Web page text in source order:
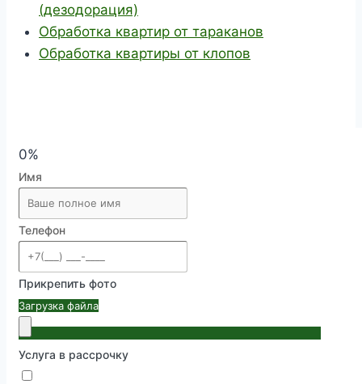
(дезодорация)
Обработка квартир от тараканов
Обработка квартиры от клопов
0%
Имя
Телефон
Прикрепить фото
Загрузка файла
Услуга в рассрочку